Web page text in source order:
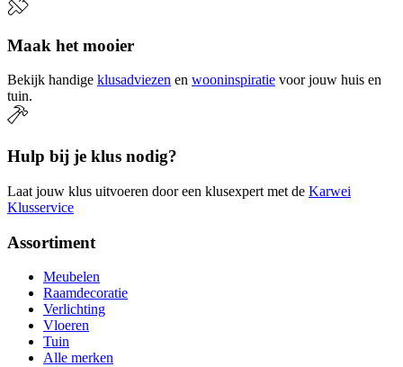
Maak het mooier
Bekijk handige klusadviezen en wooninspiratie voor jouw huis en
tuin.
Hulp bij je klus nodig?
Laat jouw klus uitvoeren door een klusexpert met de Karwei
Klusservice
Assortiment
Meubelen
Raamdecoratie
Verlichting
Vloeren
Tuin
Alle merken